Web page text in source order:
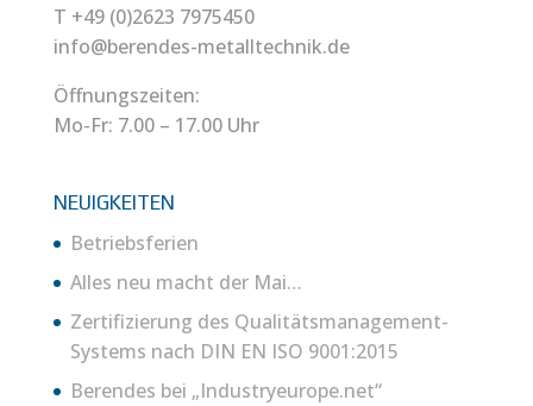
T +49 (0)2623 7975450
info@berendes-metalltechnik.de
Öffnungszeiten:
Mo-Fr: 7.00 – 17.00 Uhr
NEUIGKEITEN
Betriebsferien
Alles neu macht der Mai…
Zertifizierung des Qualitätsmanagement-
Systems nach DIN EN ISO 9001:2015
Berendes bei „Industryeurope.net“